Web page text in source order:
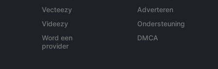
Vecteezy
Videezy
Word een
provider
Adverteren
Ondersteuning
DMCA